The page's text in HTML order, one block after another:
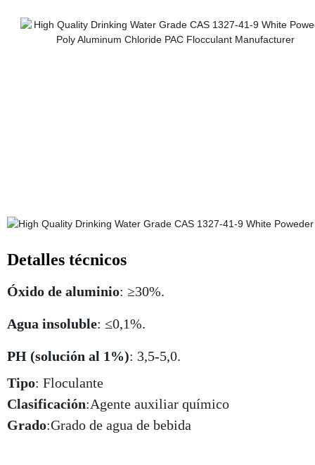
Detalles técnicos
Óxido de aluminio: ≥30%.
Agua insoluble: ≤0,1%.
PH (solución al 1%): 3,5-5,0.
Tipo: Floculante
Clasificación:Agente auxiliar químico
Grado:Grado de agua de bebida